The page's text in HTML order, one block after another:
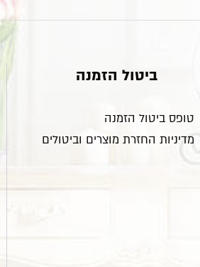
ביטול הזמנה
טופס ביטול הזמנה
מדיניות החזרת מוצרים וביטולים